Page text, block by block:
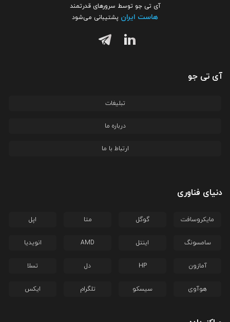
آی تی جو توسط سرورهای قدرتمند
هاست ایران پشتیبانی می‌شود
آی تی جو
تبلیغات
درباره ما
ارتباط با ما
دنیای فناوری
مایکروسافت گوگل متا اپل
سامسونگ اینتل AMD انویدیا
آمازون HP دل تسلا
هوآوی سیسکو تلگرام ایکس